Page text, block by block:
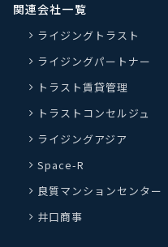
関連会社一覧
ライジングトラスト
ライジングパートナー
トラスト賃貸管理
トラストコンセルジュ
ライジングアジア
Space-R
良質マンションセンター
井口商事